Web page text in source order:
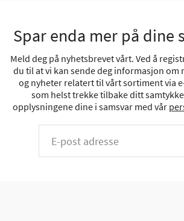
Spar enda mer på dine
Meld deg på nyhetsbrevet vårt. Ved å
du til at vi kan sende deg informasjon
og nyheter relatert til vårt sortiment via
som helst trekke tilbake ditt
opplysningene dine i samsvar med vår